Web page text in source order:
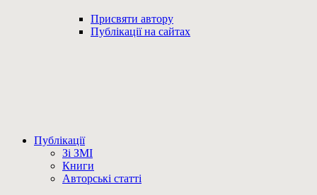
Присвяти автору
Публікації на сайтах
Публікації
Зі ЗМІ
Книги
Авторські статті